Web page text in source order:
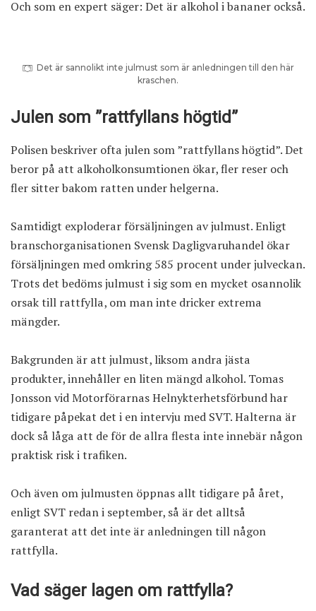
Och som en expert säger: Det är alkohol i bananer också.
Det är sannolikt inte julmust som är anledningen till den här
kraschen.
Julen som ”rattfyllans högtid”
Polisen beskriver ofta julen som ”rattfyllans högtid”. Det
beror på att alkoholkonsumtionen ökar, fler reser och
fler sitter bakom ratten under helgerna.
Samtidigt exploderar försäljningen av julmust. Enligt
branschorganisationen Svensk Dagligvaruhandel ökar
försäljningen med omkring 585 procent under julveckan.
Trots det bedöms julmust i sig som en mycket osannolik
orsak till rattfylla, om man inte dricker extrema
mängder.
Bakgrunden är att julmust, liksom andra jästa
produkter, innehåller en liten mängd alkohol. Tomas
Jonsson vid Motorförarnas Helnykterhetsförbund har
tidigare påpekat det i en intervju med SVT. Halterna är
dock så låga att de för de allra flesta inte innebär någon
praktisk risk i trafiken.
Och även om julmusten öppnas allt tidigare på året,
enligt SVT redan i september, så är det alltså
garanterat att det inte är anledningen till någon
rattfylla.
Vad säger lagen om rattfylla?